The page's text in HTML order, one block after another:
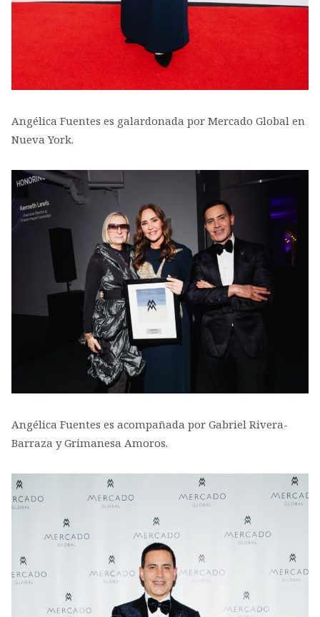
Angélica Fuentes es galardonada por Mercado Global en
Nueva York.
Angélica Fuentes es acompañada por Gabriel Rivera-
Barraza y Grimanesa Amoros.